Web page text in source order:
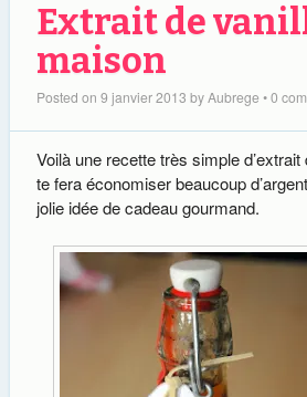
Extrait de
maison
Posted on 9 janvier 2013 byAubrege •0
Voilà une recette très simple
te fera économiser beaucoup
jolie idée de cadeau gourmand.